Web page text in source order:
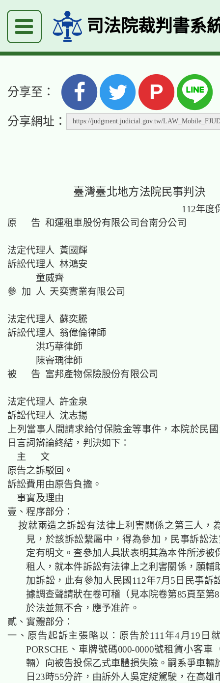
司法院裁判書系
分享至： P
分享網址：
臺灣臺北地方法院民事判決
112年度
原 告 和運租車股份有限公司台南分公司
法定代理人 黃國輝
訴訟代理人 林鴻安
童威齊
參 加 人 天奕實業有限公司
法定代理人 蘇奕騰
訴訟代理人 翁偉倫律師
洪巧華律師
陳睿瑀律師
被 告 富邦產物保險股份有限公司
法定代理人 許金泉
訴訟代理人 沈志揚
上列當事人間請求給付保險金等事件，本院於民國
日言詞辯論終結，判決如下：
主 文
原告之訴駁回。
訴訟費用由原告負擔。
事實及理由
壹、程序部分：
按就兩造之訴訟有法律上利害關係之第三人，
見，於該訴訟繫屬中，得為參加，民事訴訟
定有明文。查參加人具狀表明其為本件所涉被
租人，就本件訴訟有法律上之利害關係，願輔
加訴訟，此有參加人民國112年7月5日民事訴
據調查聲請狀在卷可稽（見本院卷第85頁至第
於法並無不合，應予准許。
貳、實體部分：
一、原告起訴主張略以：原告於111年4月19日
PORSCHE、車牌號碼000-0000號租賃小客車
輛）向被告投保乙式車體損失險。嗣系爭車輛
日23時55分許，由訴外人吳定綻駕駛，在高雄